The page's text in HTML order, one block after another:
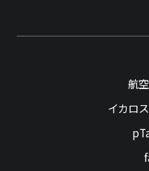
航
イカロ